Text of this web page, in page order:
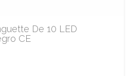
De 10 LED
CE